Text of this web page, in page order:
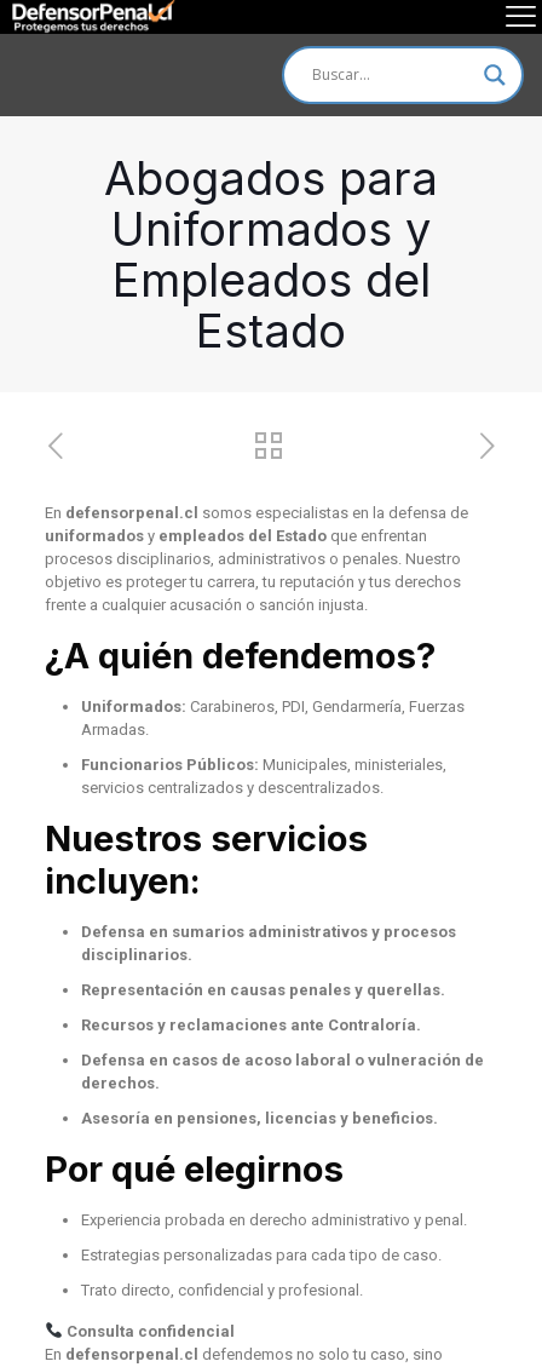
Abogados para
Uniformados y
Empleados del
Estado
En defensorpenal.cl somos especialistas en la defensa de
uniformadosy empleados del Estadoque enfrentan
procesos disciplinarios, administrativos o penales. Nuestro
objetivo es proteger tu carrera, tu reputación y tus derechos
frente a cualquier acusación o sanción injusta.
¿A quién defendemos?
Uniformados: Carabineros, PDI, Gendarmería, Fuerzas
Armadas.
Funcionarios Públicos: Municipales, ministeriales,
servicios centralizados y descentralizados.
Nuestros servicios
incluyen:
Defensa en sumarios administrativos y procesos
disciplinarios.
Representación en causas penales y querellas.
Recursos y reclamaciones ante Contraloría.
Defensa en casos de acoso laboral o vulneración de
derechos.
Asesoría en pensiones, licencias y beneficios.
Por qué elegirnos
Experiencia probada en derecho administrativo y penal.
Estrategias personalizadas para cada tipo de caso.
Trato directo, confidencial y profesional.
Consulta confidencial
En defensorpenal.cl defendemos no solo tu caso, sino